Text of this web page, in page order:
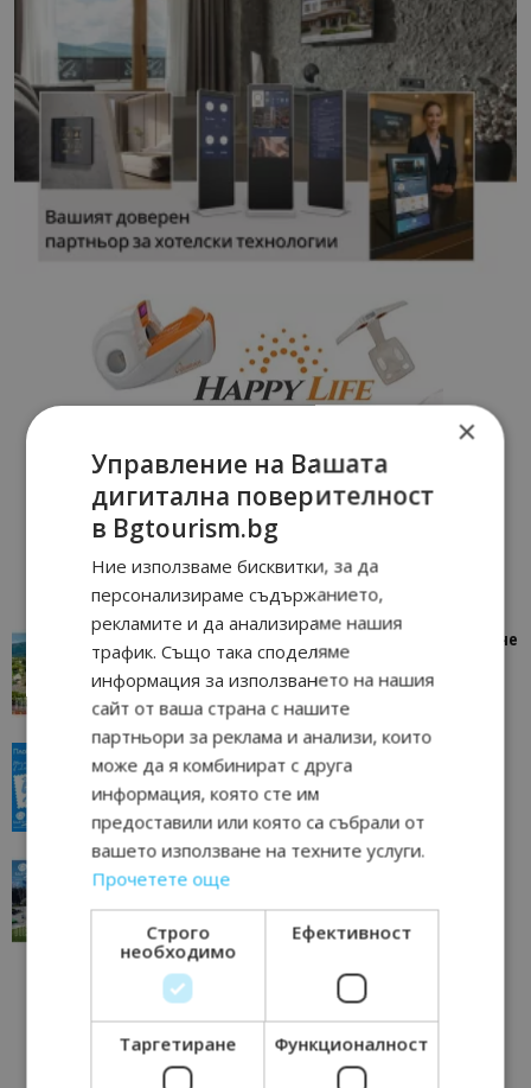
“Пощенска картичка от…”: Петрич – Изживяване
отвъд очакваното
Петрич 11/07/2026 11:22
“Пощенска картичка от…”: Пловдив, градът на
всички времена
Пловдив 23/06/2026 10:00
“Пощенска картичка от…”: Перник – град на
традициите, културата и вдъхновяващите...
17/06/2026 09:01
×
Управление на Вашата
дигитална поверителност
в Bgtourism.bg
Ние използваме бисквитки, за да
персонализираме съдържанието,
рекламите и да анализираме нашия
трафик. Също така споделяме
информация за използването на нашия
сайт от ваша страна с нашите
партньори за реклама и анализи, които
може да я комбинират с друга
информация, която сте им
предоставили или която са събрали от
вашето използване на техните услуги.
Прочетете още
Строго
необходимо
Ефективност
Таргетиране Функционалност